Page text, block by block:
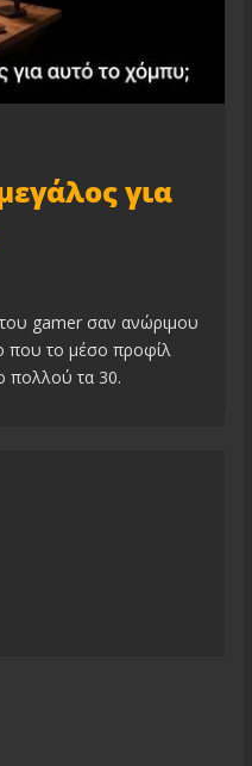
για
gamer σαν ανώριμου
που το μέσο προφίλ
πολλού τα 30.